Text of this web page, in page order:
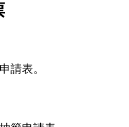
請表。